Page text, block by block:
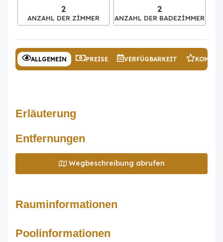
2
ANZAHL DER ZIMMER
2
ANZAHL DER BADEZIMMER
ALLGEMEIN PREISE VERFÜGBARKEIT
Erläuterung
Entfernungen
Wegbeschreibung abrufen
Rauminformationen
Poolinformationen